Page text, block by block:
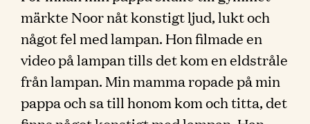
märkte Noor nåt konstigt ljud, lukt och
något fel med lampan. Hon filmade en
video på lampan tills det kom en eldstråle
från lampan. Min mamma ropade på min
pappa och sa till honom kom och titta, det